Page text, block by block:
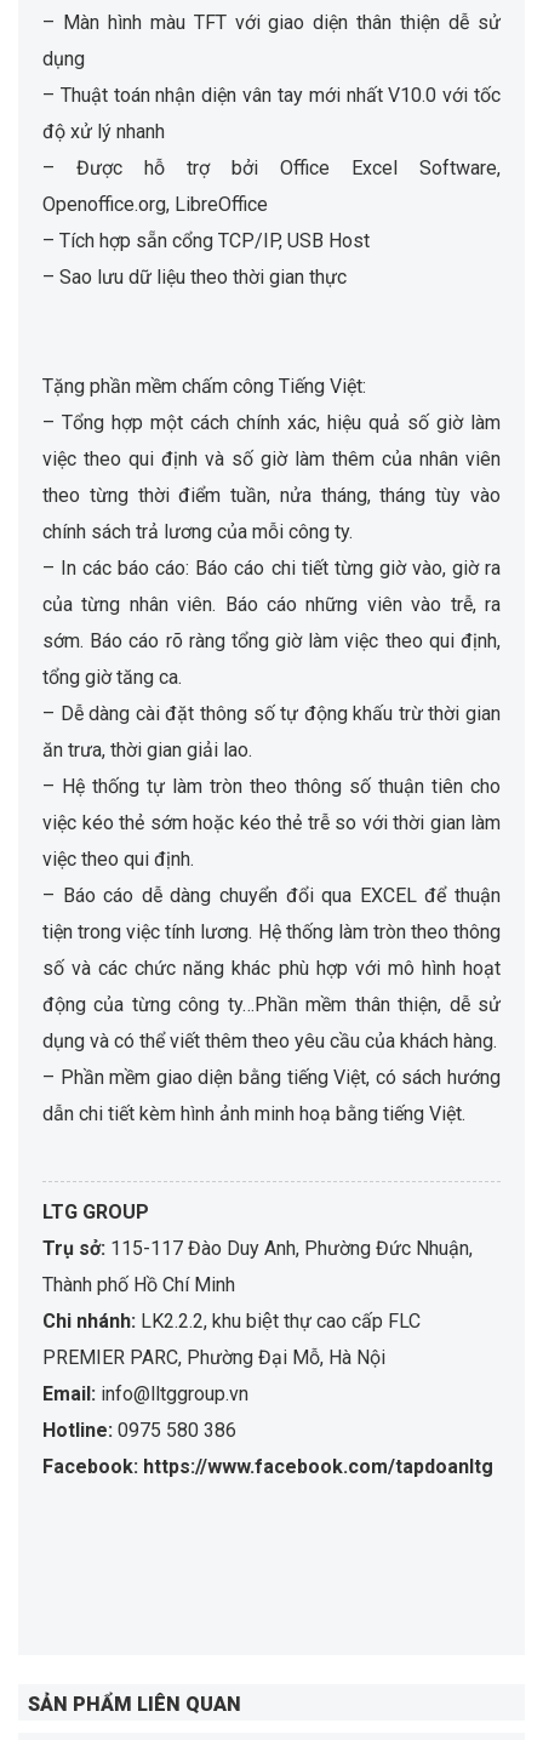
– Màn hình màu TFT với giao diện thân thiện dễ sử
dụng
– Thuật toán nhận diện vân tay mới nhất V10.0 với tốc
độ xử lý nhanh
– Được hỗ trợ bởi Office Excel Software,
Openoffice.org, LibreOffice
– Tích hợp sẵn cổng TCP/IP, USB Host
– Sao lưu dữ liệu theo thời gian thực
Tặng phần mềm chấm công Tiếng Việt:
– Tổng hợp một cách chính xác, hiệu quả số giờ làm
việc theo qui định và số giờ làm thêm của nhân viên
theo từng thời điểm tuần, nửa tháng, tháng tùy vào
chính sách trả lương của mỗi công ty.
– In các báo cáo: Báo cáo chi tiết từng giờ vào, giờ ra
của từng nhân viên. Báo cáo những viên vào trễ, ra
sớm. Báo cáo rõ ràng tổng giờ làm việc theo qui định,
tổng giờ tăng ca.
– Dễ dàng cài đặt thông số tự động khấu trừ thời gian
ăn trưa, thời gian giải lao.
– Hệ thống tự làm tròn theo thông số thuận tiên cho
việc kéo thẻ sớm hoặc kéo thẻ trễ so với thời gian làm
việc theo qui định.
– Báo cáo dễ dàng chuyển đổi qua EXCEL để thuận
tiện trong việc tính lương. Hệ thống làm tròn theo thông
số và các chức năng khác phù hợp với mô hình hoạt
động của từng công ty…Phần mềm thân thiện, dễ sử
dụng và có thể viết thêm theo yêu cầu của khách hàng.
– Phần mềm giao diện bằng tiếng Việt, có sách hướng
dẫn chi tiết kèm hình ảnh minh hoạ bằng tiếng Việt.
LTG GROUP
Trụ sở: 115-117 Đào Duy Anh, Phường Đức Nhuận,
Thành phố Hồ Chí Minh
Chi nhánh: LK2.2.2, khu biệt thự cao cấp FLC
PREMIER PARC, Phường Đại Mỗ, Hà Nội
Email: info@lltggroup.vn
Hotline: 0975 580 386
Facebook: https://www.facebook.com/tapdoanltg
SẢN PHẨM LIÊN QUAN